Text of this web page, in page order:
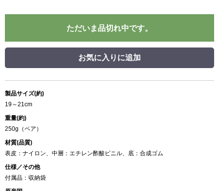
ただいま品切れ中です。
お気に入りに追加
製品サイズ(約)
19～21cm
重量(約)
250g（ペア）
材質(品質)
表皮：ナイロン、中層：エチレン酢酸ビニル、底：合成ゴム
仕様／その他
付属品：収納袋